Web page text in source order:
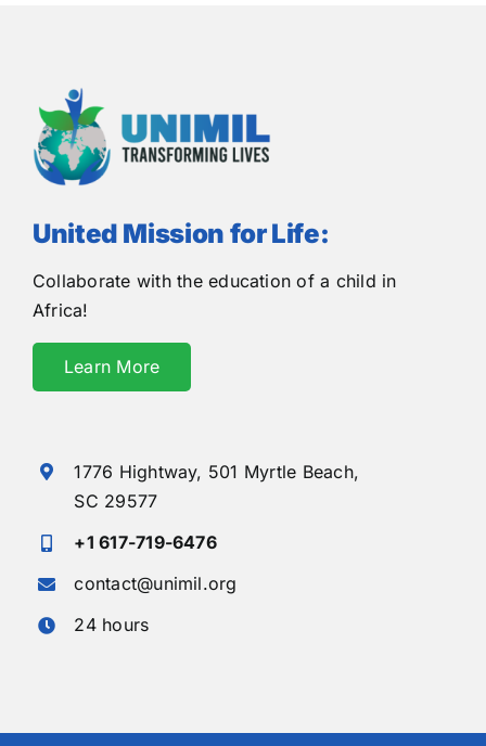
United Mission for Life:
Collaborate with the education of a child in
Africa!
Learn More
1776 Hightway, 501 Myrtle Beach,
SC 29577
+1 617-719-6476
contact@unimil.org
24 hours